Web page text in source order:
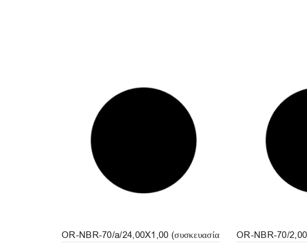
OR-NBR-70/a/24,00X1,00 (συσκευασία
OR-NBR-70/